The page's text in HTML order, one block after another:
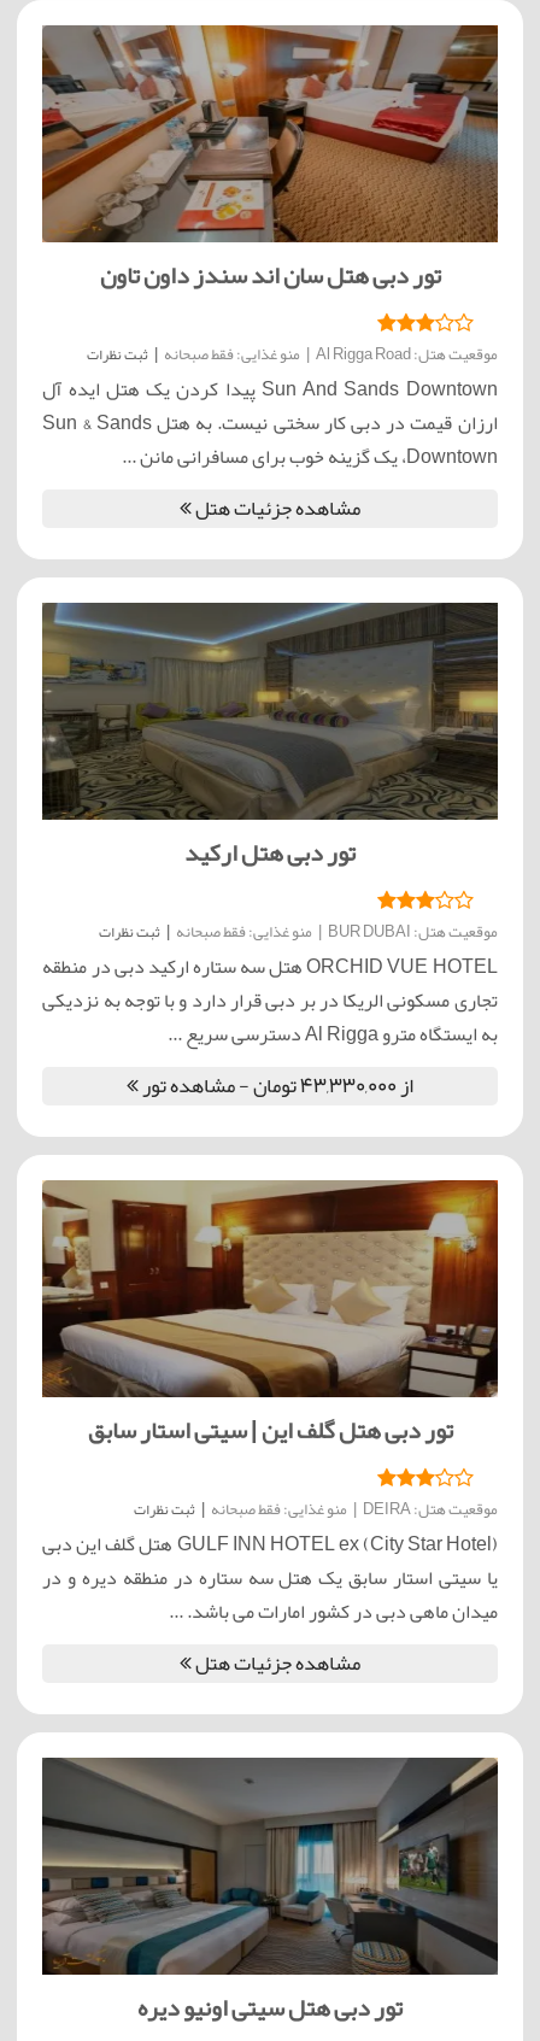
تور دبی هتل سان اند سندز داون تاون
موقعیت هتل: Al Rigga Road | منو غذایی: فقط صبحانه | ثبت نظرات
Sun And Sands Downtown پیدا کردن یک هتل ایده آل
ارزان قیمت در دبی کار سختی نیست. به هتل Sun & Sands
Downtown، یک گزینه خوب برای مسافرانی مانن ...
مشاهده جزئیات هتل
تور دبی هتل ارکید
موقعیت هتل: BUR DUBAI | منو غذایی: فقط صبحانه | ثبت نظرات
ORCHID VUE HOTEL هتل سه ستاره ارکید دبی در منطقه
تجاری مسکونی الریکا در بر دبی قرار دارد و با توجه به نزدیکی
به ایستگاه مترو Al Rigga دسترسی سریع ...
از 43,330,000 تومان - مشاهده تور
تور دبی هتل گلف این | سیتی استار سابق
موقعیت هتل: DEIRA | منو غذایی: فقط صبحانه | ثبت نظرات
GULF INN HOTEL ex (City Star Hotel) هتل گلف این دبی
یا سیتی استار سابق یک هتل سه ستاره در منطقه دیره و در
میدان ماهی دبی در کشور امارات می باشد. ...
مشاهده جزئیات هتل
تور دبی هتل سیتی اونیو دیره